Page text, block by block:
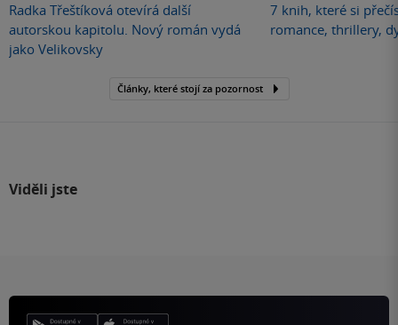
Radka Třeštíková otevírá další
autorskou kapitolu. Nový román vydá
jako Velikovsky
7 knih, které si
romance, thrillery,
Články, které stojí za pozornost
Viděli jste